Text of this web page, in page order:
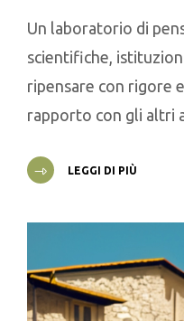
Un laboratorio di
scientifiche,
ripensare con rigore
rapporto con gli altri
LEGGI DI PIÙ